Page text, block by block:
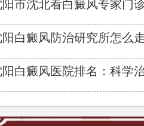
阳市沈北看白癜风专家门
阳白癜风防治研究所怎么
阳白癜风医院排名：科学